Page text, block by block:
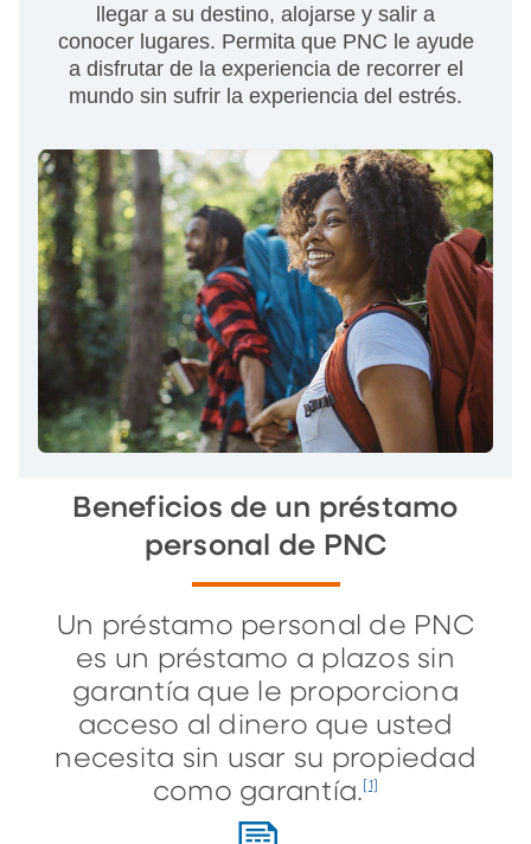
llegar a su destino, alojarse y salir a
conocer lugares. Permita que PNC le ayude
a disfrutar de la experiencia de recorrer el
mundo sin sufrir la experiencia del estrés.
Beneficios de un préstamo
personal de PNC
Un préstamo personal de PNC
es un préstamo a plazos sin
garantía que le proporciona
acceso al dinero que usted
necesita sin usar su propiedad
como garantía. [1]